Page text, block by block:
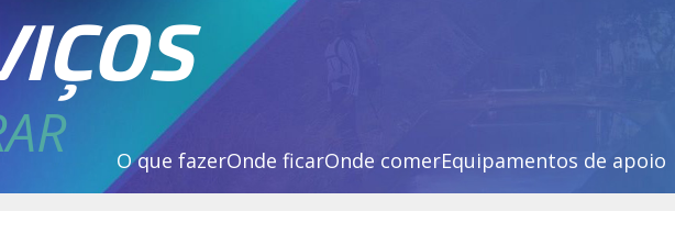
O que fazerOnde ficarOnde comerEquipamentos de apoio